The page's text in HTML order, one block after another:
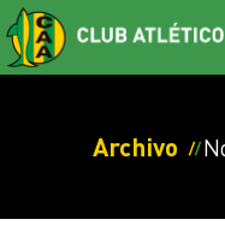
Noticias
Archivo